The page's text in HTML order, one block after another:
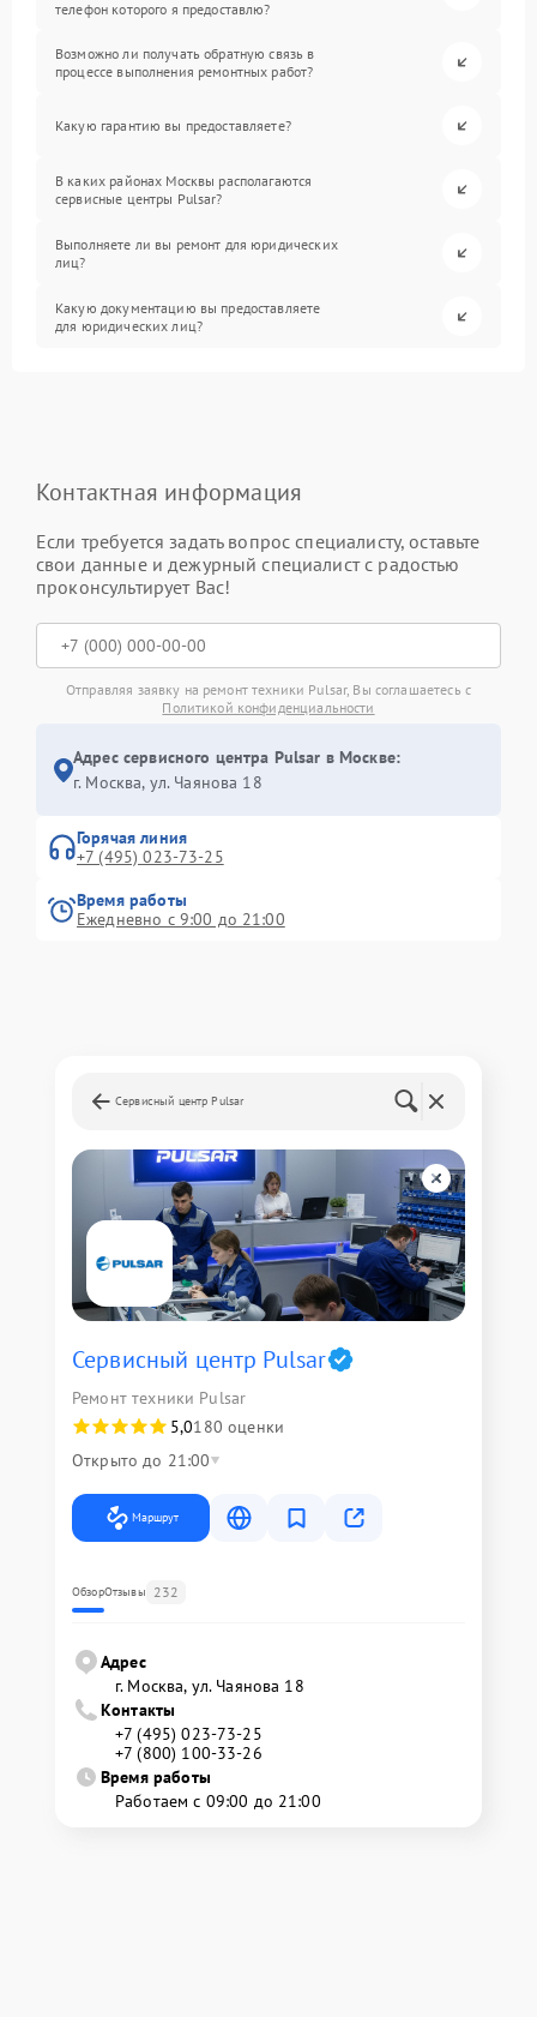
телефон которого я предоставлю?
Возможно ли получать обратную связь в
процессе выполнения ремонтных работ?
Какую гарантию вы предоставляете?
В каких районах Москвы располагаются
сервисные центры Pulsar?
Выполняете ли вы ремонт для юридических
лиц?
Какую документацию вы предоставляете
для юридических лиц?
Контактная информация
Если требуется задать вопрос специалисту, оставьте
свои данные и дежурный специалист с радостью
проконсультирует Вас!
Отправляя заявку на ремонт техники Pulsar, Вы соглашаетесь с
Политикой конфиденциальности
Адрес сервисного центра Pulsar в Москве:
г. Москва, ул. Чаянова 18
Горячая линия
+7 (495) 023-73-25
Время работы
Ежедневно с 9:00 до 21:00
Сервисный центр Pulsar
Сервисный центр Pulsar
Ремонт техники Pulsar
5,0180 оценки
Открыто до 21:00
Маршрут
ОбзорОтзывы 232
Адрес
г. Москва, ул. Чаянова 18
Контакты
+7 (495) 023-73-25
+7 (800) 100-33-26
Время работы
Работаем с 09:00 до 21:00